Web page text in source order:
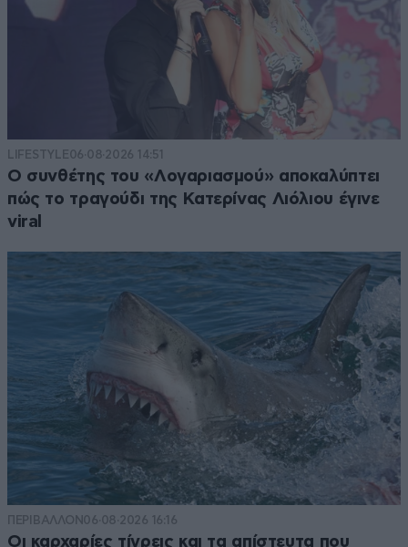
LIFESTYLE06·08·2026 14:51
Ο συνθέτης του «Λογαριασμού» αποκαλύπτει
πώς το τραγούδι της Κατερίνας Λιόλιου έγινε
viral
ΠΕΡΙΒΑΛΛΟΝ 06·08·2026 16:16
Οι καρχαρίες τίγρεις και τα απίστευτα που